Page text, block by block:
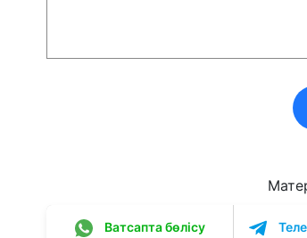
Ватсапта бөлісу